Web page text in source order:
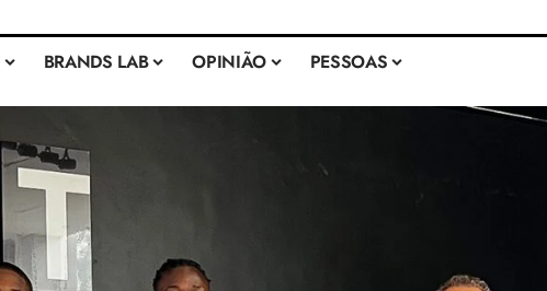
BRANDS LAB OPINIÃO PESSOAS